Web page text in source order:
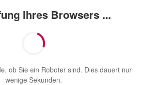
Ihres Browsers ...
ob Sie ein Roboter sind. Dies dauert nur
wenige Sekunden.